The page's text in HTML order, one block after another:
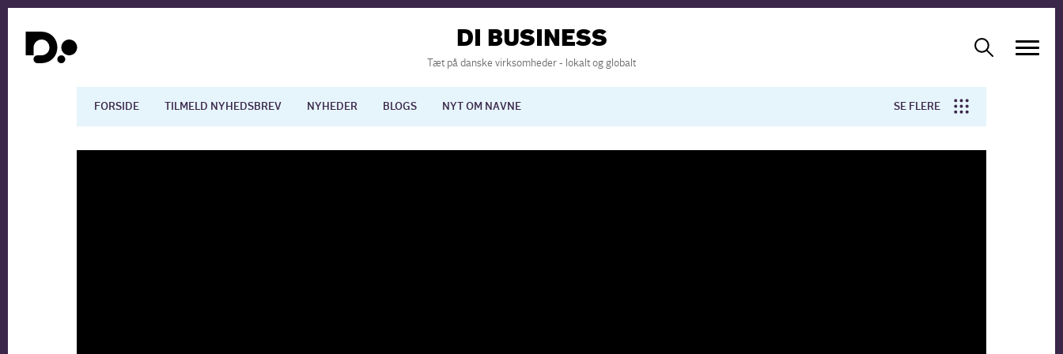
DI BUSINESS
Tæt på danske virksomheder - lokalt og globalt
FORSIDE TILMELD NYHEDSBREV NYHEDER BLOGS NYT OM NAVNE SE FLERE